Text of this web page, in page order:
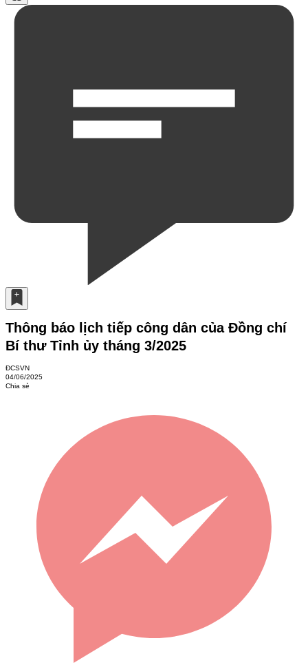
Thông báo ​lịch tiếp công dân của Đồng chí
Bí thư Tỉnh ủy tháng 3/2025
ĐCSVN
04/06/2025
Chia sẻ